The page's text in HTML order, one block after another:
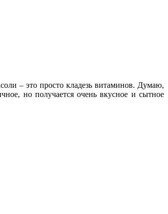
– это просто кладезь витаминов. Думаю,
но получается очень вкусное и сытное